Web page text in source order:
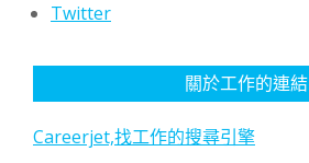
Twitter
關於工作的連結
Careerjet,找工作的搜尋引擎